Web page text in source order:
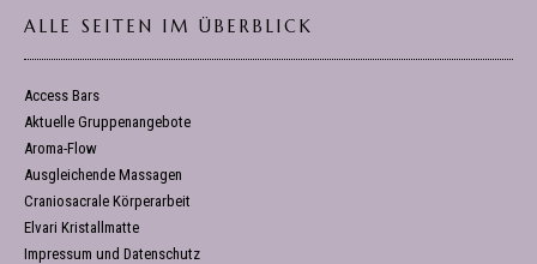
ALLE SEITEN IM ÜBERBLICK
Access Bars
Aktuelle Gruppenangebote
Aroma-Flow
Ausgleichende Massagen
Craniosacrale Körperarbeit
Elvari Kristallmatte
Impressum und Datenschutz